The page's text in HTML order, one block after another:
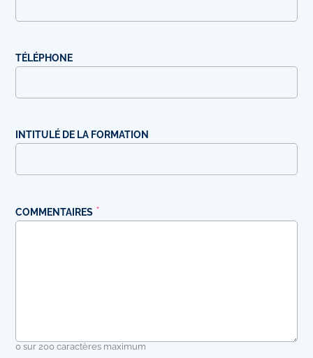
TÉLÉPHONE
INTITULÉ DE LA FORMATION
COMMENTAIRES
0 sur 200 caractères maximum